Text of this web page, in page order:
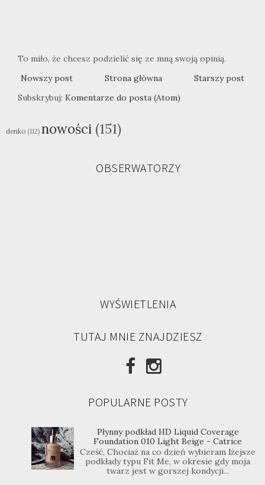
To miło, że chcesz podzielić się ze mną swoją opinią.
Nowszy post
Starszy post
Strona główna
Subskrybuj: Komentarze do posta (Atom)
denko (112) nowości (151)
OBSERWATORZY
WYŚWIETLENIA
TUTAJ MNIE ZNAJDZIESZ
POPULARNE POSTY
Płynny podkład HD Liquid Coverage
Foundation 010 Light Beige - Catrice
Cześć, Chociaż na co dzień wybieram lżejsze
podkłady typu Fit Me, w okresie gdy moja
twarz jest w gorszej kondycji...